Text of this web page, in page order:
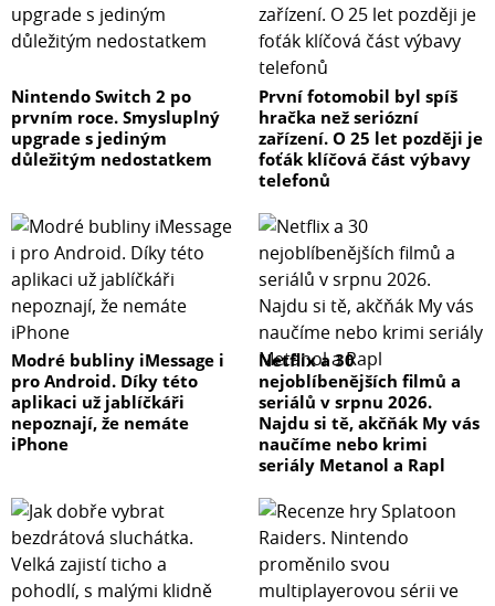
Nintendo Switch 2 po
prvním roce. Smysluplný
upgrade s jediným
důležitým nedostatkem
První fotomobil byl spíš
hračka než seriózní
zařízení. O 25 let později je
foťák klíčová část výbavy
telefonů
Modré bubliny iMessage i
pro Android. Díky této
aplikaci už jablíčkáři
nepoznají, že nemáte
iPhone
Netflix a 30
nejoblíbenějších filmů a
seriálů v srpnu 2026.
Najdu si tě, akčňák My vás
naučíme nebo krimi
seriály Metanol a Rapl